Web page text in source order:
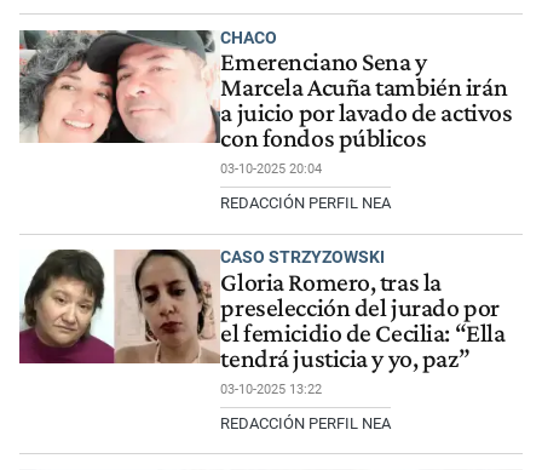
CHACO
Emerenciano Sena y
Marcela Acuña también irán
a juicio por lavado de activos
con fondos públicos
03-10-2025 20:04
REDACCIÓN PERFIL NEA
CASO STRZYZOWSKI
Gloria Romero, tras la
preselección del jurado por
el femicidio de Cecilia: “Ella
tendrá justicia y yo, paz”
03-10-2025 13:22
REDACCIÓN PERFIL NEA